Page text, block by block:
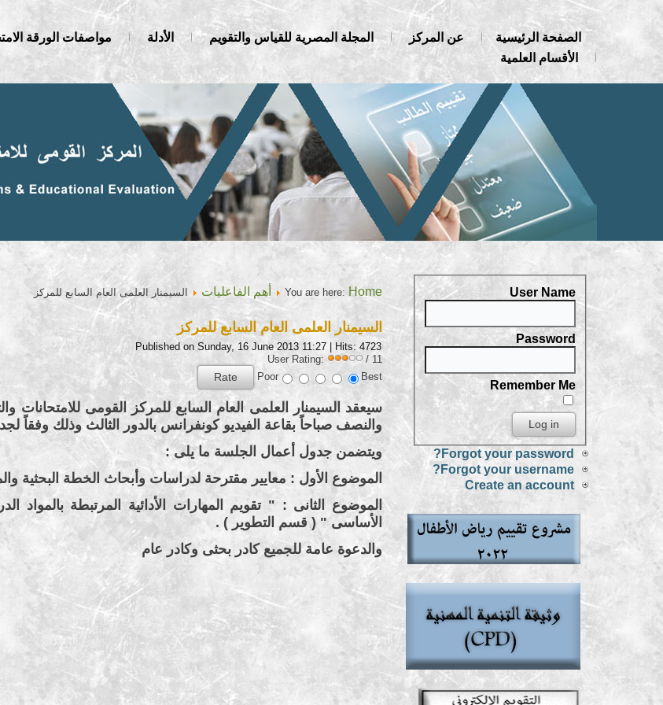
الصفحة الرئيسية عن المركز المجلة المصرية للقياس والتقويم الأدلة مواصفات الورقة
الأقسام العلمية
User Name
Password
Remember Me
Forgot your password?
Forgot your username?
Create an account
You are here: Home أهم الفاعليات السيمنار العلمى العام السابع للمركز
السيمنار العلمى العام السابع للمركز
Published on Sunday, 16 June 2013 11:27 | Hits: 4723
User Rating:
/ 11
Poor
Best
والنصف صباحاً بقاعة الفيديو كونفرانس بالدور الثالث وذلك وفقاً
ويتضمن جدول أعمال الجلسة ما يلى :
الموضوع الأول : معايير مقترحة لدراسات وأبحاث الخطة البحثية
الموضوع الثانى : " تقويم المهارات الأدائية المرتبطة بالمواد
الأساسى " ( قسم التطوير ) .
والدعوة عامة للجميع كادر بحثى وكادر عام